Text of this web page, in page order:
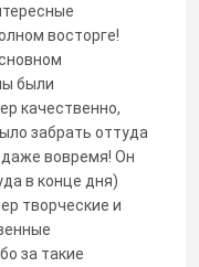
восторге!
были
качественно,
забрать оттуда
вовремя! Он
в конце дня)
творческие и
за такие